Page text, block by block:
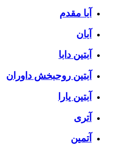
آبا مقدم
آبان
آبتین دابا
آبتین روحبخش داوران
آبتین یارا
آتری
آتمین